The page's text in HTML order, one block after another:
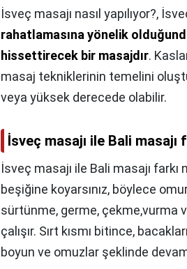
İsveç masajı nasıl yapılıyor?,
rahatlamasına yönelik
hissettirecek bir masajdır.
masaj tekniklerinin temelini
veya yüksek derecede olabilir.
İsveç masajı ile Bali masajı
İsveç masajı ile Bali masajı farkı
beşiğine koyarsınız, böylece
sürtünme, germe, çekme,vurma
çalışır. Sırt kısmı bitince,
boyun ve omuzlar şeklinde